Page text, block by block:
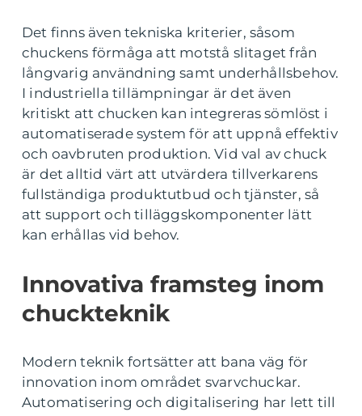
Det finns även tekniska kriterier, såsom
chuckens förmåga att motstå slitaget från
långvarig användning samt underhållsbehov.
I industriella tillämpningar är det även
kritiskt att chucken kan integreras sömlöst i
automatiserade system för att uppnå effektiv
och oavbruten produktion. Vid val av chuck
är det alltid värt att utvärdera tillverkarens
fullständiga produktutbud och tjänster, så
att support och tilläggskomponenter lätt
kan erhållas vid behov.
Innovativa framsteg inom
chuckteknik
Modern teknik fortsätter att bana väg för
innovation inom området svarvchuckar.
Automatisering och digitalisering har lett till